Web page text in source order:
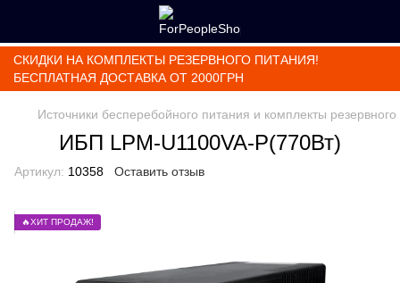
СКИДКИ НА КОМПЛЕКТЫ РЕЗЕРВНОГО ПИТАНИЯ!
БЕСПЛАТНАЯ ДОСТАВКА ОТ 2000ГРН
Источники бесперебойного питания и комплекты
ИБП LPM-U1100VA-P(770Вт)
Артикул: 10358 Оставить отзыв
🔥ХИТ ПРОДАЖ!